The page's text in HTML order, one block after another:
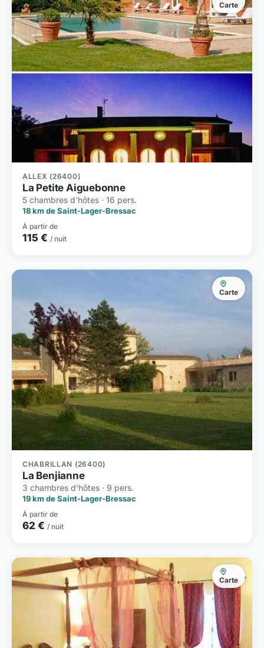
Carte
ALLEX (26400)
La Petite Aiguebonne
5 chambres d'hôtes · 16 pers.
18 km de Saint-Lager-Bressac
À partir de
115 € / nuit
Carte
CHABRILLAN (26400)
La Benjianne
3 chambres d'hôtes · 9 pers.
19 km de Saint-Lager-Bressac
À partir de
62 € / nuit
Carte